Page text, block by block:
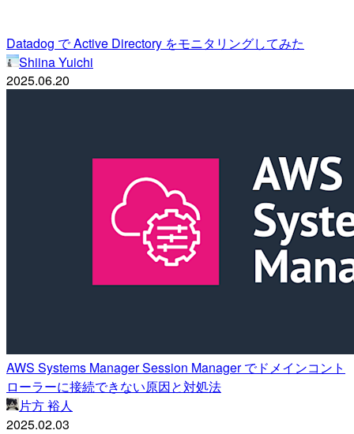
Datadog で Active Directory をモニタリングしてみた
Shiina Yuichi
2025.06.20
AWS Systems Manager Session Manager でドメインコント
ローラーに接続できない原因と対処法
片方 裕人
2025.02.03